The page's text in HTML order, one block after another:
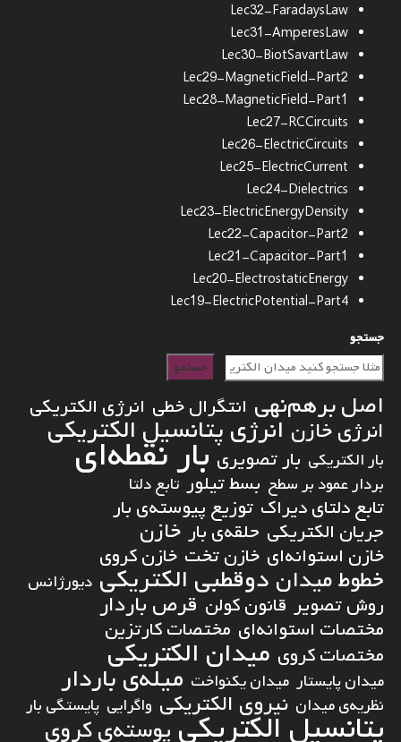
Lec32-FaradaysLaw
Lec31-AmperesLaw
Lec30-BiotSavartLaw
Lec29-MagneticField-Part2
Lec28-MagneticField-Part1
Lec27-RCCircuits
Lec26-ElectricCircuits
Lec25-ElectricCurrent
Lec24-Dielectrics
Lec23-ElectricEnergyDensity
Lec22-Capacitor-Part2
Lec21-Capacitor-Part1
Lec20-ElectrostaticEnergy
Lec19-ElectricPotential-Part4
جستجو
جستجو
اصل برهم‌نهی انتگرال خطی انرژی الکتریکی
انرژی خازن انرژی پتانسیل الکتریکی
بار الکتریکی بار تصویری بار نقطه‌ای
بردار عمود بر سطح بسط تیلور تابع دلتا
تابع دلتای دیراک توزیع پیوسته‌ی بار
جریان الکتریکی حلقه‌ی بار خازن
خازن استوانه‌ای خازن تخت خازن کروی
خطوط میدان دوقطبی الکتریکی دیورژانس
روش تصویر قانون کولن قرص باردار
مختصات استوانه‌ای مختصات کارتزین
مختصات کروی میدان الکتریکی
میدان پایستار میدان یکنواخت میله‌ی باردار
نظریه‌ی میدان نیروی الکتریکی واگرایی پایستگی بار پتانسیل الکتریکی پوسته‌ی کروی